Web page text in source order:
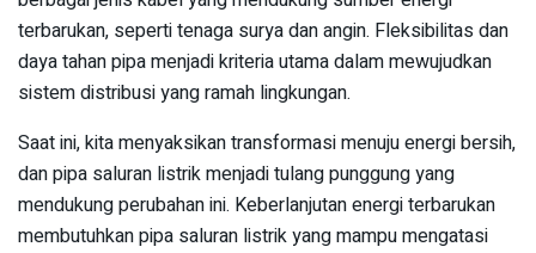
terbarukan, seperti tenaga surya dan angin. Fleksibilitas dan
daya tahan pipa menjadi kriteria utama dalam mewujudkan
sistem distribusi yang ramah lingkungan.
Saat ini, kita menyaksikan transformasi menuju energi bersih,
dan pipa saluran listrik menjadi tulang punggung yang
mendukung perubahan ini. Keberlanjutan energi terbarukan
membutuhkan pipa saluran listrik yang mampu mengatasi